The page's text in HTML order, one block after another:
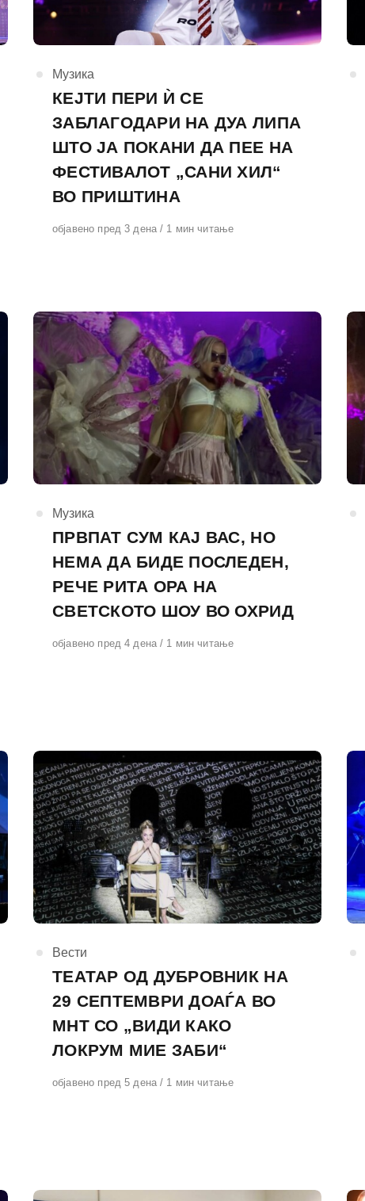
КАтегорија
Музика
КЕЈТИ ПЕРИ Ѝ СЕ
ЗАБЛАГОДАРИ НА ДУА ЛИПА
ШТО ЈА ПОКАНИ ДА ПЕЕ НА
ФЕСТИВАЛОТ „САНИ ХИЛ“
ВО ПРИШТИНА
Објавено
објавено пред 3 дена 1 мин читање
КАтегорија
Музика
ПРВПАТ СУМ КАЈ ВАС, НО
НЕМА ДА БИДЕ ПОСЛЕДЕН,
РЕЧЕ РИТА ОРА НА
СВЕТСКОТО ШОУ ВО ОХРИД
Објавено
објавено пред 4 дена 1 мин читање
КАтегорија
Вести
ТЕАТАР ОД ДУБРОВНИК НА
29 СЕПТЕМВРИ ДОАЃА ВО
МНТ СО „ВИДИ КАКО
ЛОКРУМ МИЕ ЗАБИ“
Објавено
објавено пред 5 дена 1 мин читање